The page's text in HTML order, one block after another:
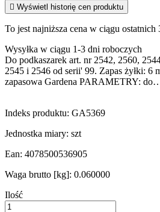
 Wyświetl historię cen produktu
To jest najniższa cena w ciągu ostatnich
Wysyłka w ciągu 1-3 dni roboczych
Do podkaszarek art. nr 2542, 2560,
2545 i 2546 od serii' 99. Zapas żyłki: 6
zapasowa Gardena PARAMETRY:
Indeks produktu: GA5369
Jednostka miary: szt
Ean: 4078500536905
Waga brutto [kg]: 0.060000
Ilość